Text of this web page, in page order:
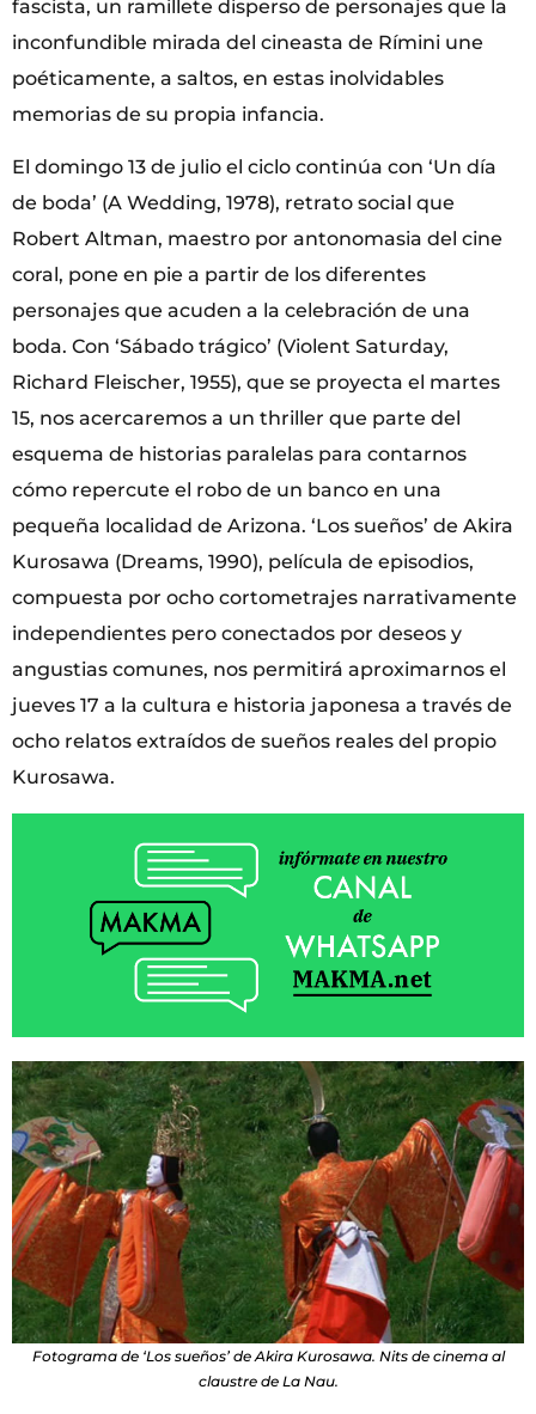
fascista, un ramillete disperso de personajes que la
inconfundible mirada del cineasta de Rímini une
poéticamente, a saltos, en estas inolvidables
memorias de su propia infancia.
El domingo 13 de julio el ciclo continúa con ‘Un día
de boda’ (A Wedding, 1978), retrato social que
Robert Altman, maestro por antonomasia del cine
coral, pone en pie a partir de los diferentes
personajes que acuden a la celebración de una
boda. Con ‘Sábado trágico’ (Violent Saturday,
Richard Fleischer, 1955), que se proyecta el martes
15, nos acercaremos a un thriller que parte del
esquema de historias paralelas para contarnos
cómo repercute el robo de un banco en una
pequeña localidad de Arizona. ‘Los sueños’ de Akira
Kurosawa (Dreams, 1990), película de episodios,
compuesta por ocho cortometrajes narrativamente
independientes pero conectados por deseos y
angustias comunes, nos permitirá aproximarnos el
jueves 17 a la cultura e historia japonesa a través de
ocho relatos extraídos de sueños reales del propio
Kurosawa.
Fotograma de ‘Los sueños’ de Akira Kurosawa. Nits de cinema al
claustre de La Nau.